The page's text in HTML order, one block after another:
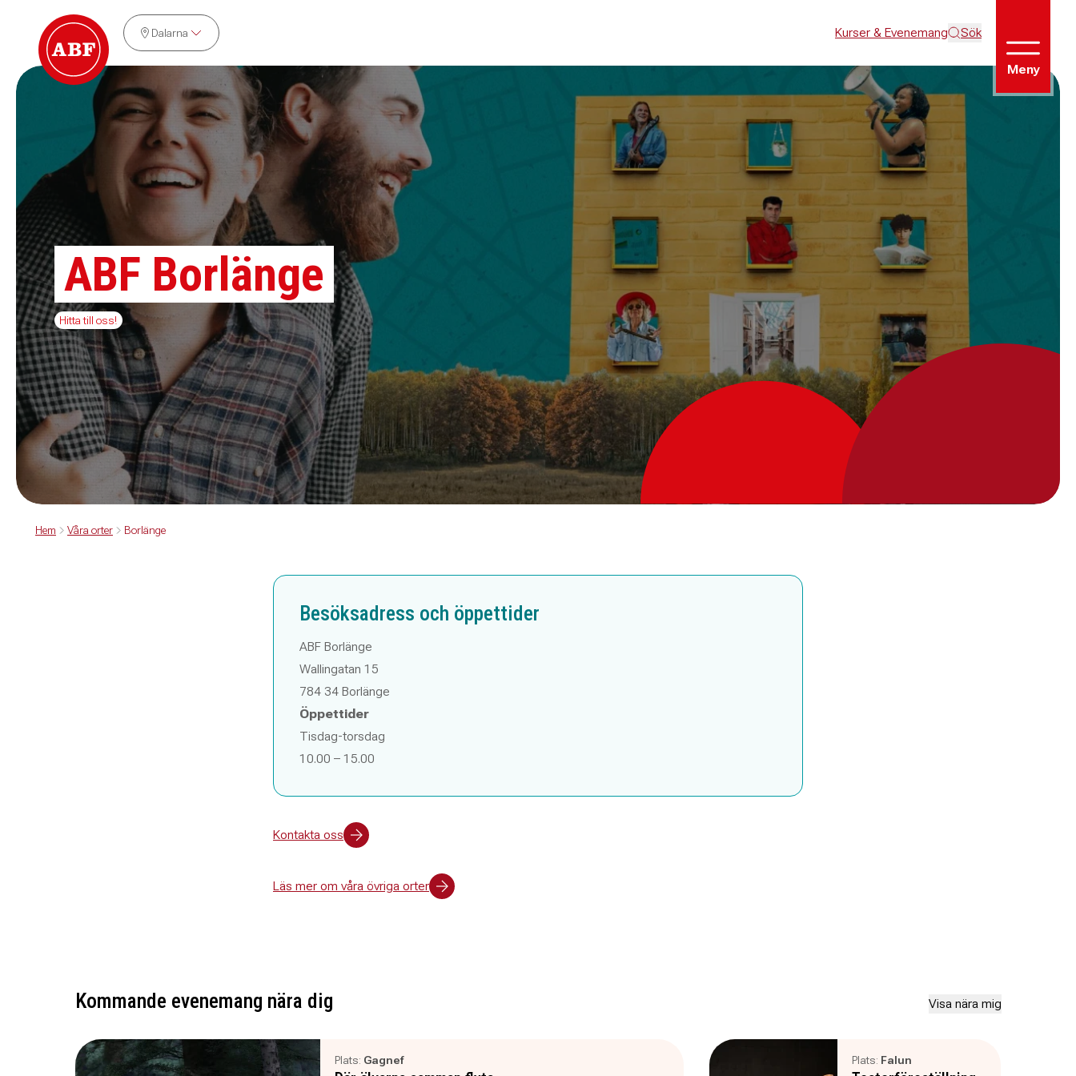
Dalarna Kurser & Evenemang Sök
Meny
ABF Borlänge
Hitta till oss!
Hem Våra orter Borlänge
Besöksadress och öppettider
ABF Borlänge
Wallingatan 15
784 34 Borlänge
Öppettider
Tisdag-torsdag
10.00 – 15.00
Kontakta oss
Läs mer om våra övriga orter
Kommande evenemang nära dig Visa nära mig
Plats: Gagnef Plats: Falun